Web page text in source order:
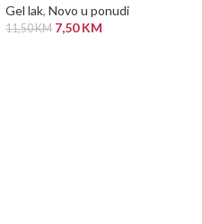
Gel lak, Novo u ponudi
11,50KM 7,50KM